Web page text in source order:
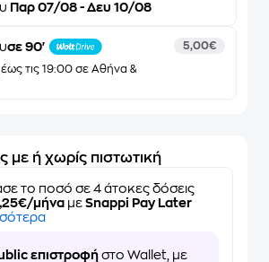
Παρ 07/08 - Δευ 10/08
σε 90'
έως τις 19:00 σε Αθήνα &
5,00€
με ή χωρίς πιστωτική
το ποσό σε 4 άτοκες δόσεις
μήνα με Snappi Pay Later
επιστροφή στο Wallet, με